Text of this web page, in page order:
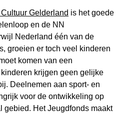
Gelderland is het goede
en de NN
Nederland één van de
groeien er toch veel kinderen
komen van een
krijgen geen gelijke
Deelnemen aan sport- en
voor de ontwikkeling op
gebied. Het Jeugdfonds maakt